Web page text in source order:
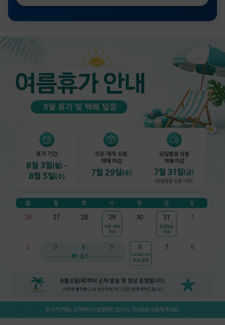
반품, 교환 시
배송
시작 후 환불이 불가
👍 네, 도움 됐어요 👎 아뇨, 아쉬워요